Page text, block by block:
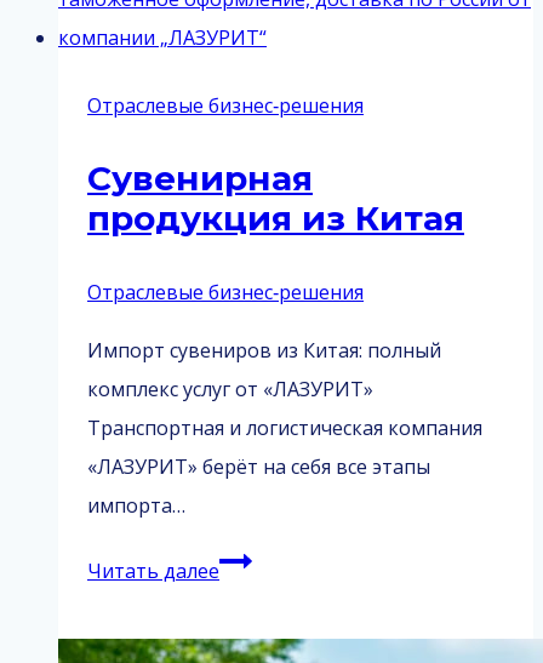
HD776
Китая
Отраслевые бизнес‑решения
Сувенирная
продукция из Китая
Отраслевые бизнес‑решения
Импорт сувениров из Китая: полный
комплекс услуг от «ЛАЗУРИТ»
Транспортная и логистическая компания
«ЛАЗУРИТ» берёт на себя все этапы
импорта…
Читать далееСувенирная
из